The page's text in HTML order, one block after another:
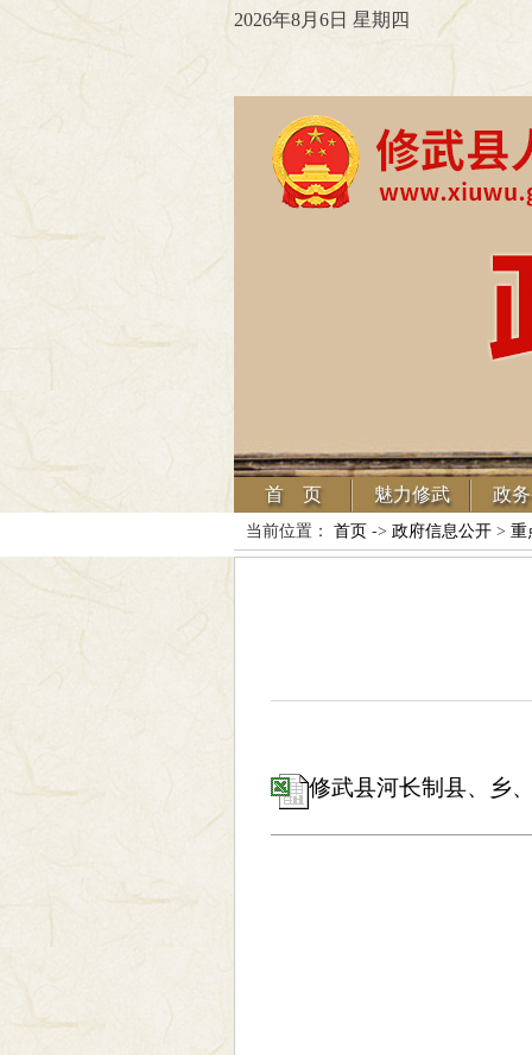
2026年8月6日 星期四
首 页 魅力修武 政
当前位置： 首页 -> 政府信息公开> 重
修武县河长制县、乡